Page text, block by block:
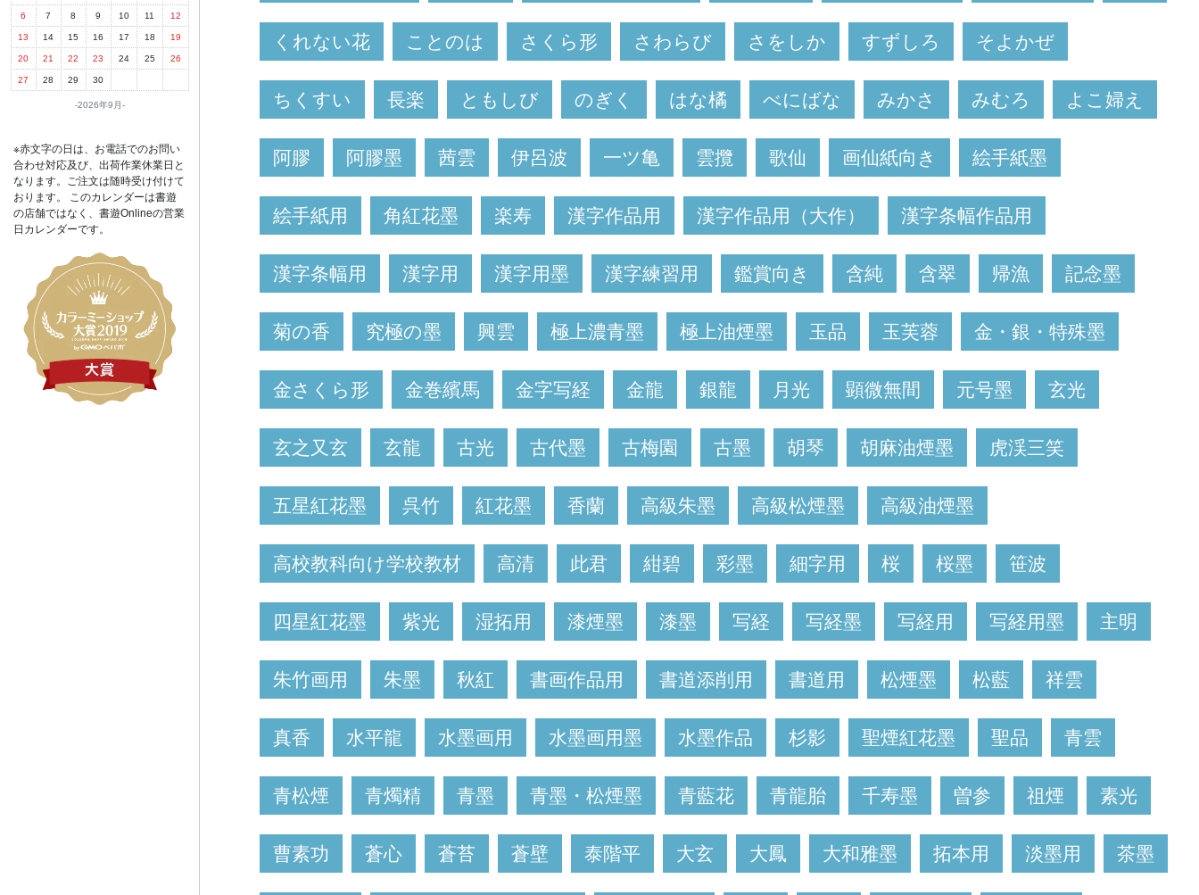
くれない花 ことのは さくら形 さわらび さをしか すずしろ そよかぜ
ちくすい 長楽 ともしび のぎく はな橘 べにばな みかさ みむろ よこ婦え
阿膠 阿膠墨 茜雲 伊呂波 一ツ亀 雲攬 歌仙 画仙紙向き 絵手紙墨
絵手紙用 角紅花墨 楽寿 漢字作品用 漢字作品用（大作） 漢字条幅作品用
漢字条幅用 漢字用 漢字用墨 漢字練習用 鑑賞向き 含純 含翠 帰漁 記念墨
菊の香 究極の墨 興雲 極上濃青墨 極上油煙墨 玉品 玉芙蓉 金・銀・特殊墨
金さくら形 金巻繽馬 金字写経 金龍 銀龍 月光 顕微無間 元号墨 玄光
玄之又玄 玄龍 古光 古代墨 古梅園 古墨 胡琴 胡麻油煙墨 虎渓三笑
五星紅花墨 呉竹 紅花墨 香蘭 高級朱墨 高級松煙墨 高級油煙墨
高校教科向け学校教材 高清 此君 紺碧 彩墨 細字用 桜 桜墨 笹波
四星紅花墨 紫光 湿拓用 漆煙墨 漆墨 写経 写経墨 写経用 写経用墨 主明
朱竹画用 朱墨 秋紅 書画作品用 書道添削用 書道用 松煙墨 松藍 祥雲
真香 水平龍 水墨画用 水墨画用墨 水墨作品 杉影 聖煙紅花墨 聖品 青雲
青松煙 青燭精 青墨 青墨・松煙墨 青藍花 青龍胎 千寿墨 曽参 祖煙 素光
曹素功 蒼心 蒼苔 蒼壁 泰階平 大玄 大鳳 大和雅墨 拓本用 淡墨用 茶墨
2026年9月
6 7 8 9 10 11 12
13 14 15 16 17 18 19
20 21 22 23 24 25 26
27 28 29 30
※赤文字の日は、お電話でのお問い
合わせ対応及び、出荷作業休業日と
なります。ご注文は随時受け付けて
おります。 このカレンダーは書遊
の店舗ではなく、書遊Onlineの営業
日カレンダーです。